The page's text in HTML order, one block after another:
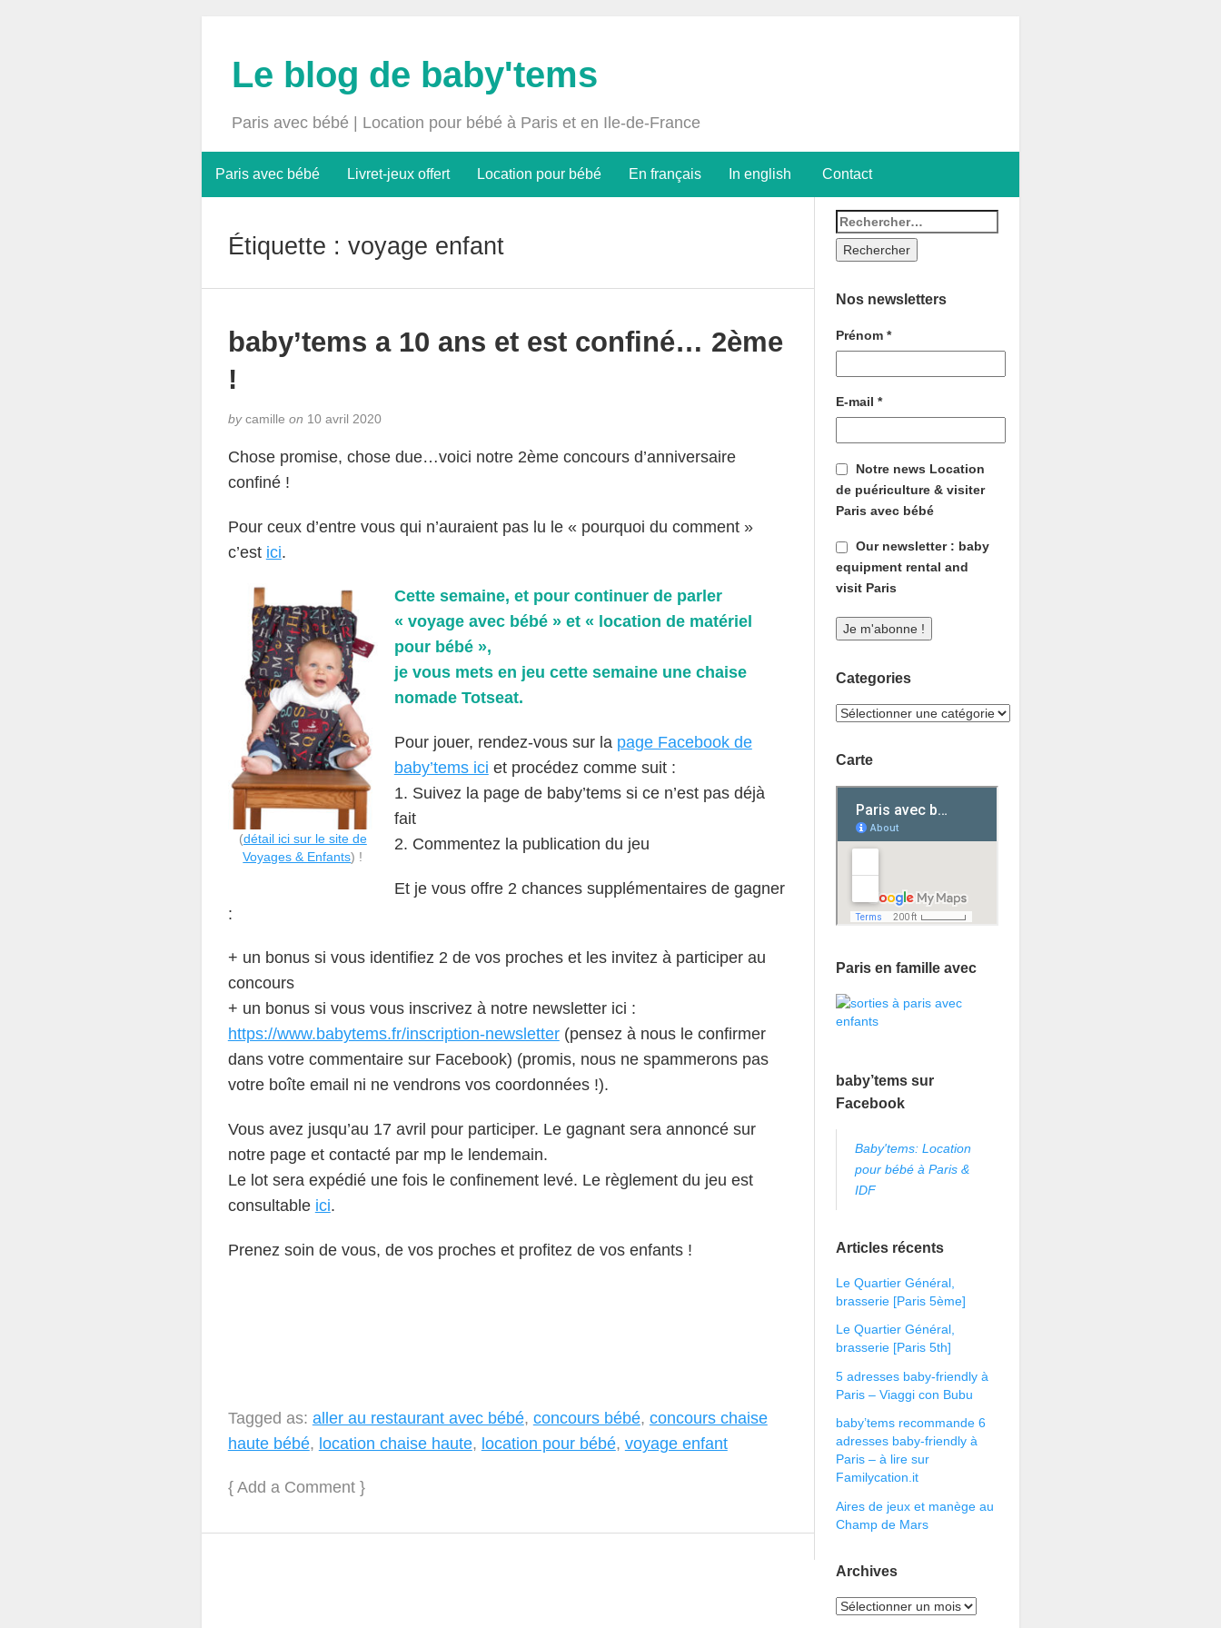
Le blog de baby'tems
Paris avec bébé | Location pour bébé à Paris et en Ile-de-France
Paris avec bébé Livret-jeux offert Location pour bébé En français In english Contact
Étiquette : voyage enfant
baby’tems a 10 ans et est confiné… 2ème
!
bycamille on 10 avril 2020
Chose promise, chose due…voici notre 2ème concours d’anniversaire
confiné !
Pour ceux d’entre vous qui n’auraient pas lu le « pourquoi du comment »
c’est ici.
(détail ici sur le site de
Voyages & Enfants) !
Cette semaine, et pour continuer de parler
« voyage avec bébé » et « location de matériel
pour bébé »,
je vous mets en jeu cette semaine une chaise
nomade Totseat.
Pour jouer, rendez-vous sur la page Facebook de
baby’tems ici et procédez comme suit :
1. Suivez la page de baby’tems si ce n’est pas déjà
fait
2. Commentez la publication du jeu
Et je vous offre 2 chances supplémentaires de gagner
:
+ un bonus si vous identifiez 2 de vos proches et les invitez à participer au
concours
+ un bonus si vous vous inscrivez à notre newsletter ici :
https://www.babytems.fr/inscription-newsletter(pensez à nous le confirmer
dans votre commentaire sur Facebook) (promis, nous ne spammerons pas
votre boîte email ni ne vendrons vos coordonnées !).
Vous avez jusqu’au 17 avril pour participer. Le gagnant sera annoncé sur
notre page et contacté par mp le lendemain.
Le lot sera expédié une fois le confinement levé. Le règlement du jeu est
consultable ici.
Prenez soin de vous, de vos proches et profitez de vos enfants !
Tagged as: aller au restaurant avec bébé, concours bébé, concours chaise
haute bébé, location chaise haute, location pour bébé, voyage enfant
{ Add a Comment}
Nos newsletters
Prénom*
E-mail*
Notre news Location
de puériculture & visiter
Paris avec bébé
Our newsletter : baby
equipment rental and
visit Paris
Categories
Carte
Paris en famille avec
baby’tems sur
Facebook
Baby'tems: Location
pour bébé à Paris &
IDF
Articles récents
Le Quartier Général,
brasserie [Paris 5ème]
Le Quartier Général,
brasserie [Paris 5th]
5 adresses baby-friendly à
Paris – Viaggi con Bubu
baby’tems recommande 6
adresses baby-friendly à
Paris – à lire sur
Familycation.it
Aires de jeux et manège au
Champ de Mars
Archives